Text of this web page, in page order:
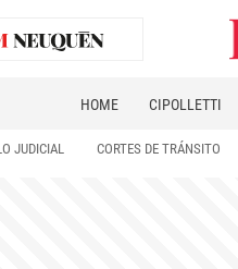
HOME CIPOLLETTI
JUDICIAL CORTES DE TRÁNSITO